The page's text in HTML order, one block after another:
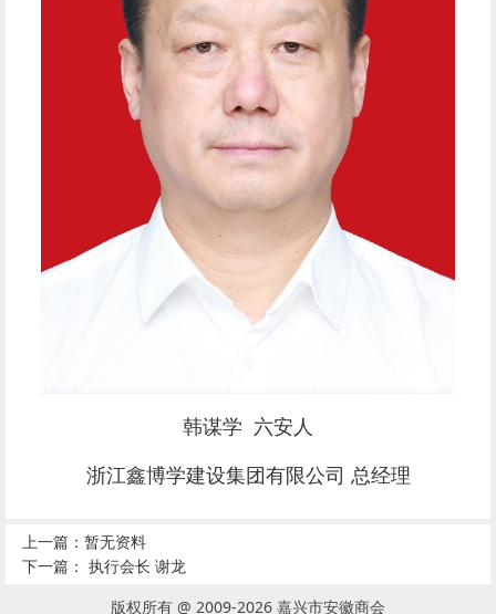
韩谋学 六安人
浙江鑫博学建设集团有限公司 总经理
上一篇：暂无资料
下一篇： 执行会长 谢龙
版权所有 @ 2009-2026 嘉兴市安徽商会